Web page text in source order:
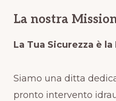
La nostra
La Tua Sicurezza è
Siamo una ditta
pronto intervento